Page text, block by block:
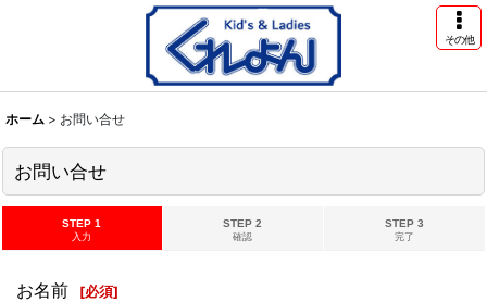
その他
ホーム > お問い合せ
お問い合せ
STEP 1
入力
STEP 2
確認
STEP 3
完了
お名前 [必須]